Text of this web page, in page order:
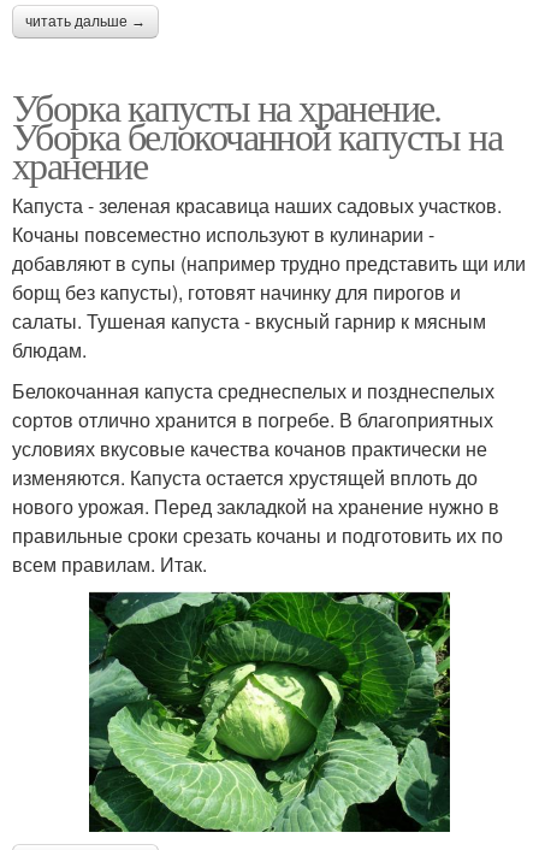
читать дальше →
Уборка капусты на хранение.
Уборка белокочанной капусты на
хранение
Капуста - зеленая красавица наших садовых участков.
Кочаны повсеместно используют в кулинарии -
добавляют в супы (например трудно представить щи или
борщ без капусты), готовят начинку для пирогов и
салаты. Тушеная капуста - вкусный гарнир к мясным
блюдам.
Белокочанная капуста среднеспелых и позднеспелых
сортов отлично хранится в погребе. В благоприятных
условиях вкусовые качества кочанов практически не
изменяются. Капуста остается хрустящей вплоть до
нового урожая. Перед закладкой на хранение нужно в
правильные сроки срезать кочаны и подготовить их по
всем правилам. Итак.